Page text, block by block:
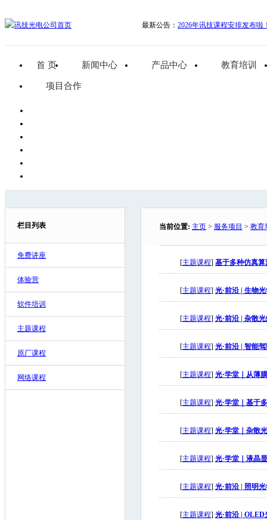
最新公告： 2026年讯技课程安排发布啦
首 页 新闻中心 产品中心 教育培训
项目合作
栏目列表
免费讲座
体验营
软件培训
主题课程
原厂课程
网络课程
当前位置: 主页 > 服务项目 > 教育
[主题课程] 基于多种仿真
[主题课程] 光·前沿 | 生物
[主题课程] 光·前沿 | 杂散
[主题课程] 光·前沿 | 智能
[主题课程] 光·学堂｜从薄
[主题课程] 光·学堂｜基于
[主题课程] 光·学堂｜杂散
[主题课程] 光·学堂｜液晶
[主题课程] 光·前沿 | 照明
[主题课程] 光·前沿 |